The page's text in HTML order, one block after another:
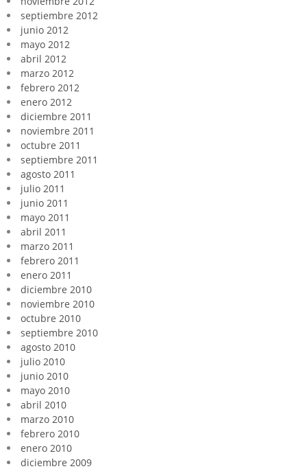
septiembre 2012
junio 2012
mayo 2012
abril 2012
marzo 2012
febrero 2012
enero 2012
diciembre 2011
noviembre 2011
octubre 2011
septiembre 2011
agosto 2011
julio 2011
junio 2011
mayo 2011
abril 2011
marzo 2011
febrero 2011
enero 2011
diciembre 2010
noviembre 2010
octubre 2010
septiembre 2010
agosto 2010
julio 2010
junio 2010
mayo 2010
abril 2010
marzo 2010
febrero 2010
enero 2010
diciembre 2009